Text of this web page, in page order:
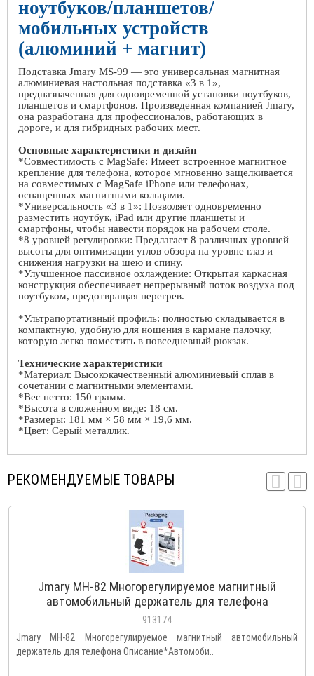
ноутбуков/планшетов/
мобильных устройств
(алюминий + магнит)
Подставка Jmary MS-99 — это универсальная магнитная
алюминиевая настольная подставка «3 в 1»,
предназначенная для одновременной установки ноутбуков,
планшетов и смартфонов. Произведенная компанией Jmary,
она разработана для профессионалов, работающих в
дороге, и для гибридных рабочих мест.
Основные характеристики и дизайн
*Совместимость с MagSafe: Имеет встроенное магнитное
крепление для телефона, которое мгновенно защелкивается
на совместимых с MagSafe iPhone или телефонах,
оснащенных магнитными кольцами.
*Универсальность «3 в 1»: Позволяет одновременно
разместить ноутбук, iPad или другие планшеты и
смартфоны, чтобы навести порядок на рабочем столе.
*8 уровней регулировки: Предлагает 8 различных уровней
высоты для оптимизации углов обзора на уровне глаз и
снижения нагрузки на шею и спину.
*Улучшенное пассивное охлаждение: Открытая каркасная
конструкция обеспечивает непрерывный поток воздуха под
ноутбуком, предотвращая перегрев.
*Ультрапортативный профиль: полностью складывается в
компактную, удобную для ношения в кармане палочку,
которую легко поместить в повседневный рюкзак.
Технические характеристики
*Материал: Высококачественный алюминиевый сплав в
сочетании с магнитными элементами.
*Вес нетто: 150 грамм.
*Высота в сложенном виде: 18 см.
*Размеры: 181 мм × 58 мм × 19,6 мм.
*Цвет: Серый металлик.
РЕКОМЕНДУЕМЫЕ ТОВАРЫ
Jmary MH-82 Многорегулируемое магнитный
автомобильный держатель для телефона
913174
Jmary MH-82 Многорегулируемое магнитный автомобильный
держатель для телефона Описание*Автомоби..